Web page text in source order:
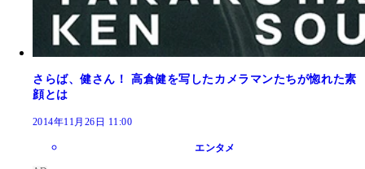
さらば、健さん！ 高倉健を写したカメラマンたちが惚れた素
顔とは
2014年11月26日 11:00
エンタメ